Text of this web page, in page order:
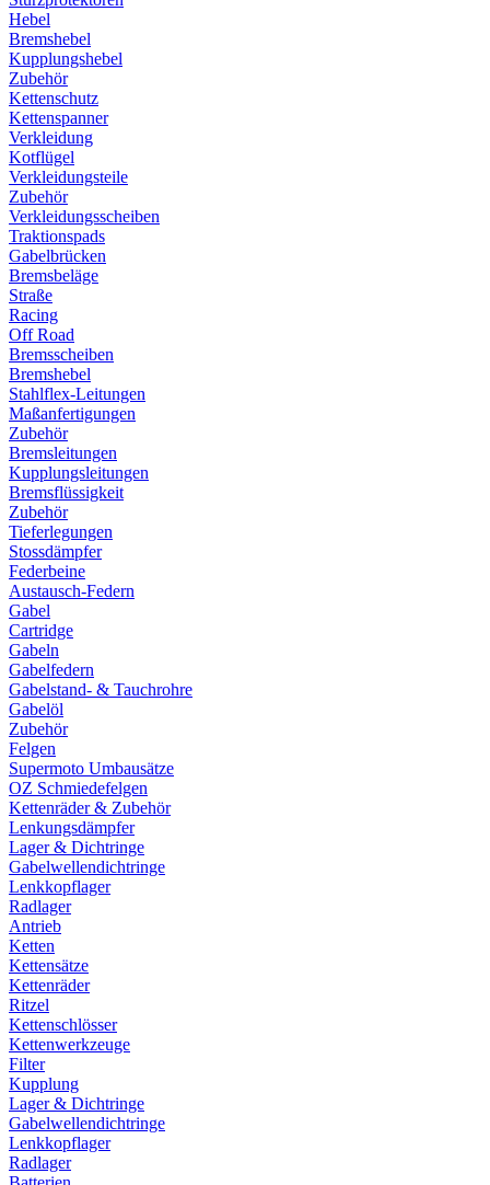
Hebel
Bremshebel
Kupplungshebel
Zubehör
Kettenschutz
Kettenspanner
Verkleidung
Kotflügel
Verkleidungsteile
Zubehör
Verkleidungsscheiben
Traktionspads
Gabelbrücken
Bremsbeläge
Straße
Racing
Off Road
Bremsscheiben
Bremshebel
Stahlflex-Leitungen
Maßanfertigungen
Zubehör
Bremsleitungen
Kupplungsleitungen
Bremsflüssigkeit
Zubehör
Tieferlegungen
Stossdämpfer
Federbeine
Austausch-Federn
Gabel
Cartridge
Gabeln
Gabelfedern
Gabelstand- & Tauchrohre
Gabelöl
Zubehör
Felgen
Supermoto Umbausätze
OZ Schmiedefelgen
Kettenräder & Zubehör
Lenkungsdämpfer
Lager & Dichtringe
Gabelwellendichtringe
Lenkkopflager
Radlager
Antrieb
Ketten
Kettensätze
Kettenräder
Ritzel
Kettenschlösser
Kettenwerkzeuge
Filter
Kupplung
Lager & Dichtringe
Gabelwellendichtringe
Lenkkopflager
Radlager